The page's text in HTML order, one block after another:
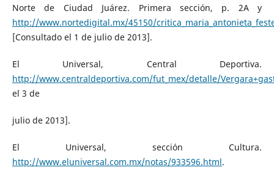
Norte de Ciudad Juárez. Primera sección, p. 2A y
http://www.nortedigital.mx/45150/
[Consultado el 1 de julio de 2013].
El Universal, Central Deportiva.
http://www.centraldeportiva.com/fut_mex/detalle/
el 3 de
julio de 2013].
El Universal, sección Cultura.
http://www.eluniversal.com.mx/notas/933596.html.